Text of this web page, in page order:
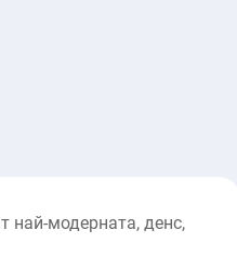
най-модерната, денс,